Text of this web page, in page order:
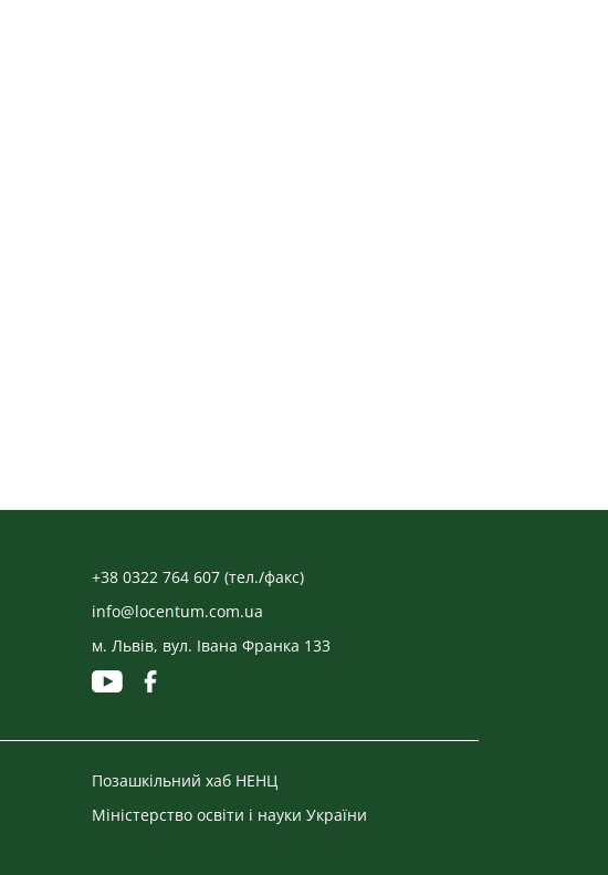
+38 0322 764 607 (тел./факс)
info@locentum.com.ua
м. Львів, вул. Івана Франка 133
Позашкільний хаб НЕНЦ
Міністерство освіти і науки України